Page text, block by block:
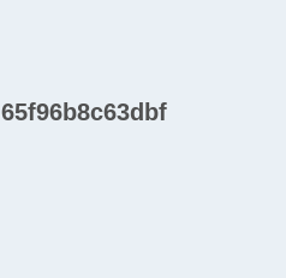
65f96b8c63dbf